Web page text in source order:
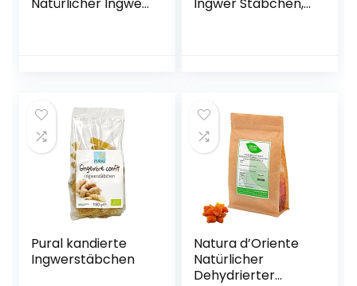
Natürlicher Ingwer
Ingwer Stäbchen,
Pural kandierte
Ingwerstäbchen
Natura d’Oriente
Natürlicher
Dehydrierter